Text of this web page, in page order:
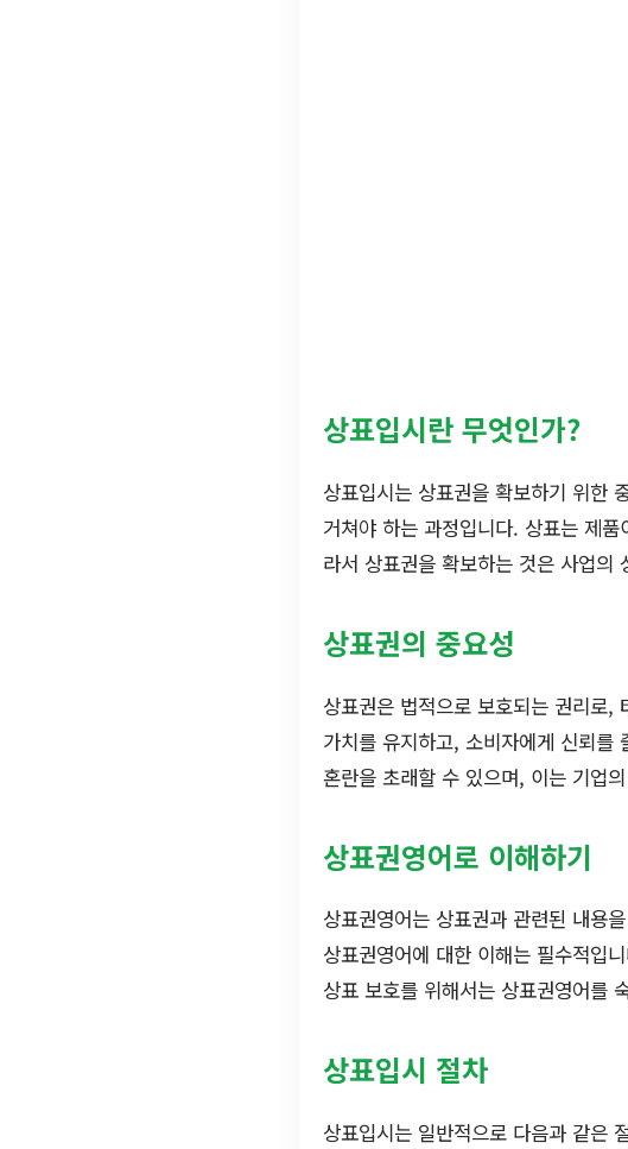
상표입시란 무엇인가?
상표입시는 상표권을 확보하기 위한
거쳐야 하는 과정입니다. 상표는 제
라서 상표권을 확보하는 것은 사업의
상표권의 중요성
상표권은 법적으로 보호되는 권리로,
가치를 유지하고, 소비자에게 신뢰를
혼란을 초래할 수 있으며, 이는 기업
상표권영어로 이해하기
상표권영어는 상표권과 관련된 내용
상표권영어에 대한 이해는 필수적입
상표 보호를 위해서는 상표권영어를
상표입시 절차
상표입시는 일반적으로 다음과 같은